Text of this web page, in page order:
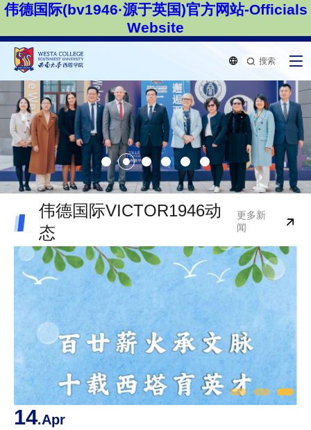
伟德国际(bv1946·源于英国)官方网站-Officials
Website
搜索
伟德国际VICTOR1946动
态
更多新
闻
14.Apr